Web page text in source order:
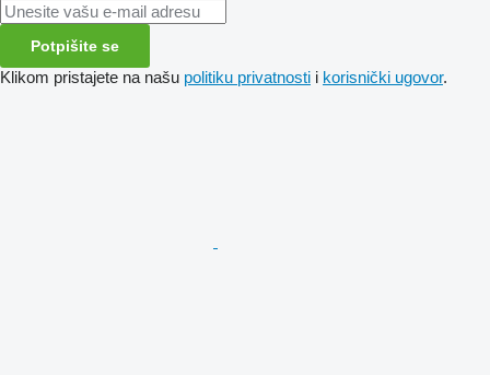
Potpišite se
Klikom pristajete na našu politiku privatnosti i korisnički ugovor.